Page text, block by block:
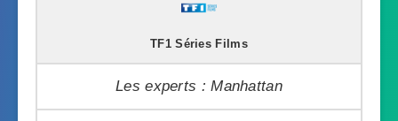
TF1 Séries Films
Les experts : Manhattan